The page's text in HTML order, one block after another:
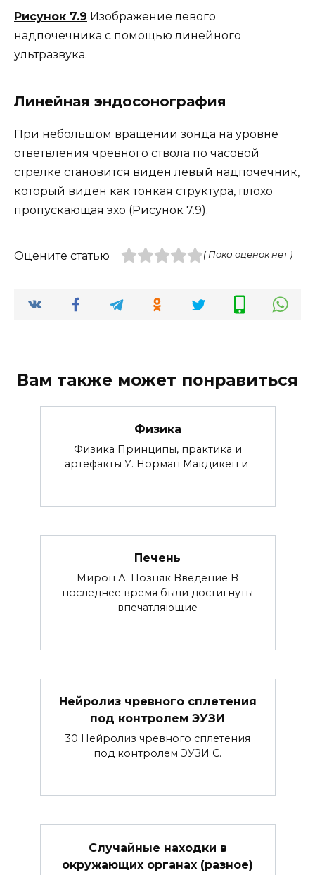
Рисунок 7.9 Изображение левого
надпочечника с помощью линейного
ультразвука.
Линейная эндосонография
При небольшом вращении зонда на уровне
ответвления чревного ствола по часовой
стрелке становится виден левый надпочечник,
который виден как тонкая структура, плохо
пропускающая эхо (Рисунок 7.9).
Оцените статью ( Пока оценок нет )
Вам также может понравиться
Физика
Физика Принципы, практика и
артефакты У. Норман Макдикен и
Печень
Мирон А. Позняк Введение В
последнее время были достигнуты
впечатляющие
Нейролиз чревного сплетения
под контролем ЭУЗИ
30 Нейролиз чревного сплетения
под контролем ЭУЗИ С.
Случайные находки в
окружающих органах (разное)